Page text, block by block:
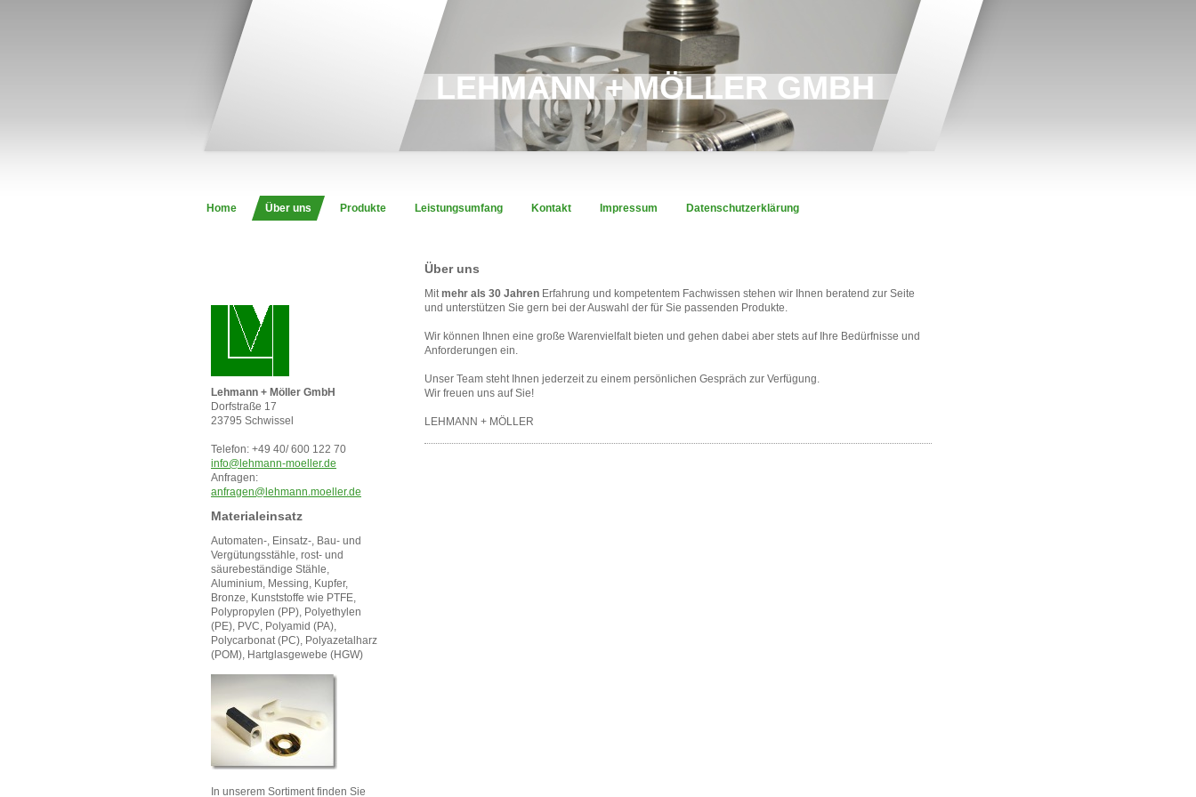
LEHMANN + MÖLLER GMBH
Home Über uns Produkte Leistungsumfang Kontakt Impressum Datenschutzerklärung
Lehmann + Möller GmbH
Dorfstraße 17
23795 Schwissel
Telefon: +49 40/ 600 122 70
info@lehmann-moeller.de
Anfragen:
anfragen@lehmann.moeller.de
Materialeinsatz
Automaten-, Einsatz-, Bau- und
Vergütungsstähle, rost- und
säurebeständige Stähle,
Aluminium, Messing, Kupfer,
Bronze, Kunststoffe wie PTFE,
Polypropylen (PP), Polyethylen
(PE), PVC, Polyamid (PA),
Polycarbonat (PC), Polyazetalharz
(POM), Hartglasgewebe (HGW)
In unserem Sortiment finden Sie
Über uns
Mitmehr als 30 Jahren Erfahrung und kompetentem Fachwissen stehen wir Ihnen beratend zur Seite
und unterstützen Sie gern bei der Auswahl der für Sie passenden Produkte.
Wir können Ihnen eine große Warenvielfalt bieten und gehen dabei aber stets auf Ihre Bedürfnisse und
Anforderungen ein.
Unser Team steht Ihnen jederzeit zu einem persönlichen Gespräch zur Verfügung.
Wir freuen uns auf Sie!
LEHMANN + MÖLLER